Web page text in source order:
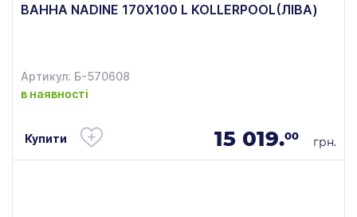
ВАННА NADINE 170X100 L KOLLERPOOL(ЛІВА)
Артикул: Б-570608
в наявності
Купити 15 019.00 грн.